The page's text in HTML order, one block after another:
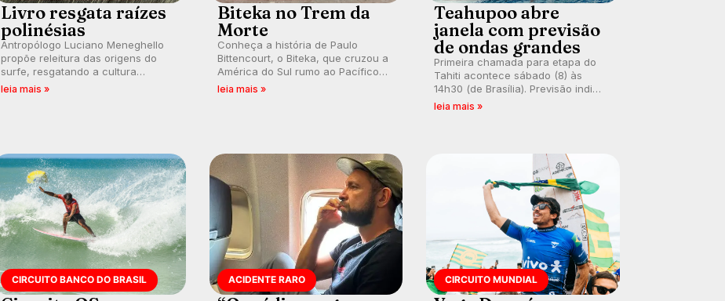
Livro resgata raízes
polinésias
Antropólogo Luciano Meneghello
propõe releitura das origens do
surfe, resgatando a cultura
polinésia e questionando a visão
leia mais »
Biteka no Trem da
Morte
Conheça a história de Paulo
Bittencourt, o Biteka, que cruzou a
América do Sul rumo ao Pacífico
em uma jornada que se tornou um
leia mais »
Teahupoo abre
janela com previsão
de ondas grandes
Primeira chamada para etapa do
Tahiti acontece sábado (8) às
14h30 (de Brasília). Previsão indica
swell consistente. Medina
leia mais »
CIRCUITO BANCO DO BRASIL ACIDENTE RARO CIRCUITO MUNDIAL